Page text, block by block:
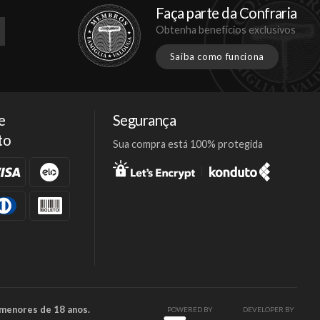
Faça parte da Confraria
Obtenha benefícios exclusivos
Saiba como funciona
Segurança
Sua compra está 100% protegida
de 18 anos. POWERED BY DEVELOPER BY